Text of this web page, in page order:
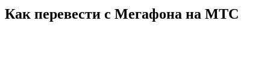
Как перевести с Мегафона на МТС